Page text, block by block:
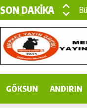
SON DAKİKA
GÖKSUN ANDIRIN